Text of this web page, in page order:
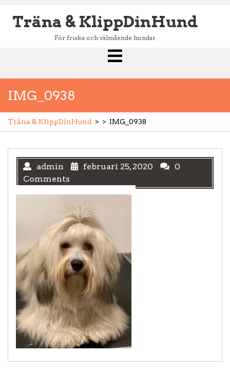
content
Träna & KlippDinHund
För friska och välmående hundar
Open
Menu
IMG_0938
Träna & KlippDinHund > > IMG_0938
admin februari 25, 2020
0
Comments